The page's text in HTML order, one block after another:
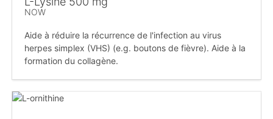
NOW
Aide à réduire la récurrence de l'infection au virus
herpes simplex (VHS) (e.g. boutons de fièvre). Aide à la
formation du collagène.